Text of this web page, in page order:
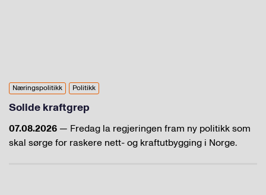
Næringspolitikk Politikk
Solide kraftgrep
07.08.2026 — Fredag la regjeringen fram ny politikk som
skal sørge for raskere nett- og kraftutbygging i Norge.